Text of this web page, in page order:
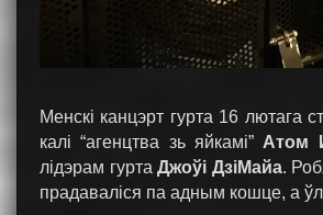
Менскі канцэрт гурта 16 лютага
калі “агенцтва зь яйкамі” Атом
лідэрам гуртаДжоўі ДзіМайа.
прадаваліся па адным кошце, а